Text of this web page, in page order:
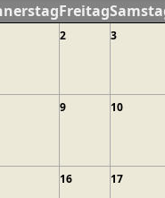
Freitag
2 3
9 10
16 17